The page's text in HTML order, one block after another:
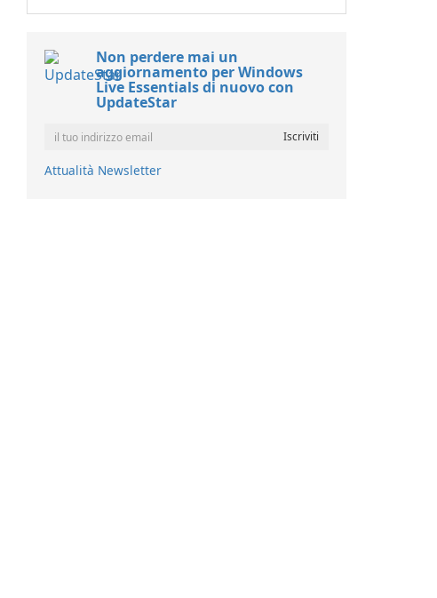
Non perdere mai un
aggiornamento per Windows
Live Essentials di nuovo con
UpdateStar
Attualità Newsletter